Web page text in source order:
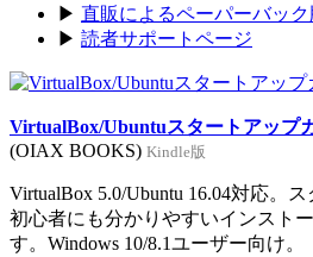
▶ 直販によるペーパーバック
▶ 読者サポートページ
VirtualBox/Ubuntuスタートアップ
(OIAX BOOKS) Kindle版
VirtualBox 5.0/Ubuntu 16.04対応。
初心者にも分かりやすいインスト
す。Windows 10/8.1ユーザー向け。